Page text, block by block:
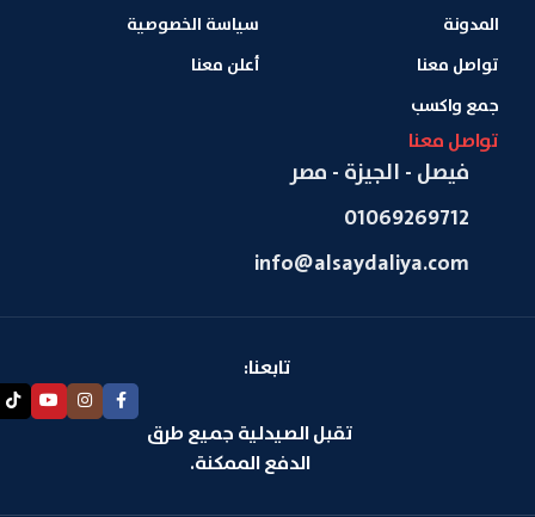
المدونة
تواصل معنا
جمع واكسب
سياسة الخصوصية
أعلن معنا
تواصل معنا
فيصل - الجيزة - مصر
01069269712
info@alsaydaliya.com
تابعنا:
تقبل الصيدلية جميع طرق
الدفع الممكنة.